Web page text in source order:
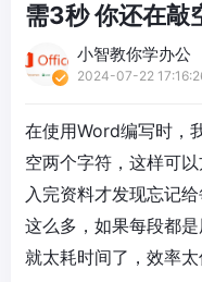
需3秒 你还在敲
小智教你学办公
2024-07-22
在使用Word编写时，
空两个字符，这样可
入完资料才发现忘记
这么多，如果每段都
就太耗时间了，效率太